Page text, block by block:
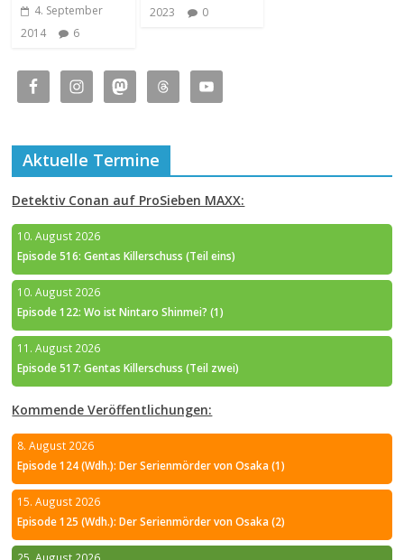
4. September
2014
6
2023
0
Aktuelle Termine
Detektiv Conan auf ProSieben MAXX:
10. August 2026
Episode 516: Gentas Killerschuss (Teil eins)
10. August 2026
Episode 122: Wo ist Nintaro Shinmei? (1)
11. August 2026
Episode 517: Gentas Killerschuss (Teil zwei)
Kommende Veröffentlichungen:
8. August 2026
Episode 124 (Wdh.): Der Serienmörder von Osaka (1)
15. August 2026
Episode 125 (Wdh.): Der Serienmörder von Osaka (2)